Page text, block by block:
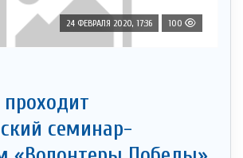
24 ФЕВРАЛЯ 2020, 17:36 100
семинар-